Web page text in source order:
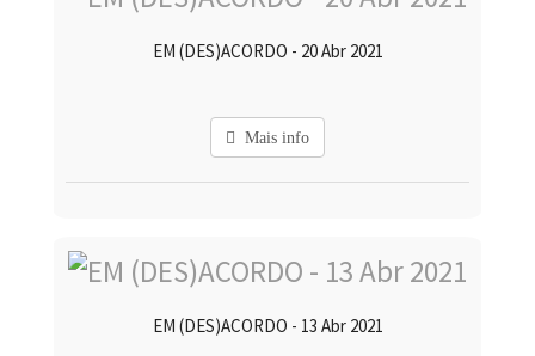
EM (DES)ACORDO - 20 Abr 2021
Mais info
EM (DES)ACORDO - 13 Abr 2021